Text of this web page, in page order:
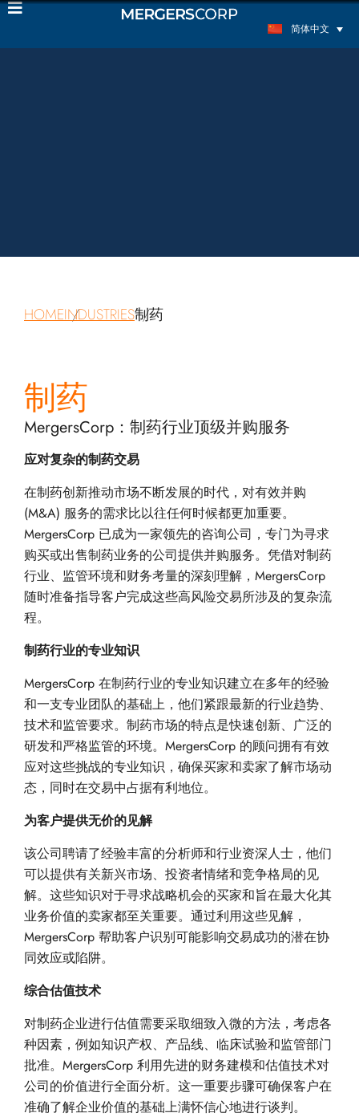
简体中文
HOMEINDUSTRIES制药
制药
MergersCorp：制药行业顶级并购服务
应对复杂的制药交易
在制药创新推动市场不断发展的时代，对有效并购
(M&A) 服务的需求比以往任何时候都更加重要。
MergersCorp 已成为一家领先的咨询公司，专门为寻求
购买或出售制药业务的公司提供并购服务。凭借对制药
行业、监管环境和财务考量的深刻理解，MergersCorp
随时准备指导客户完成这些高风险交易所涉及的复杂流
程。
制药行业的专业知识
MergersCorp 在制药行业的专业知识建立在多年的经验
和一支专业团队的基础上，他们紧跟最新的行业趋势、
技术和监管要求。制药市场的特点是快速创新、广泛的
研发和严格监管的环境。MergersCorp 的顾问拥有有效
应对这些挑战的专业知识，确保买家和卖家了解市场动
态，同时在交易中占据有利地位。
为客户提供无价的见解
该公司聘请了经验丰富的分析师和行业资深人士，他们
可以提供有关新兴市场、投资者情绪和竞争格局的见
解。这些知识对于寻求战略机会的买家和旨在最大化其
业务价值的卖家都至关重要。通过利用这些见解，
MergersCorp 帮助客户识别可能影响交易成功的潜在协
同效应或陷阱。
综合估值技术
对制药企业进行估值需要采取细致入微的方法，考虑各
种因素，例如知识产权、产品线、临床试验和监管部门
批准。MergersCorp 利用先进的财务建模和估值技术对
公司的价值进行全面分析。这一重要步骤可确保客户在
准确了解企业价值的基础上满怀信心地进行谈判。